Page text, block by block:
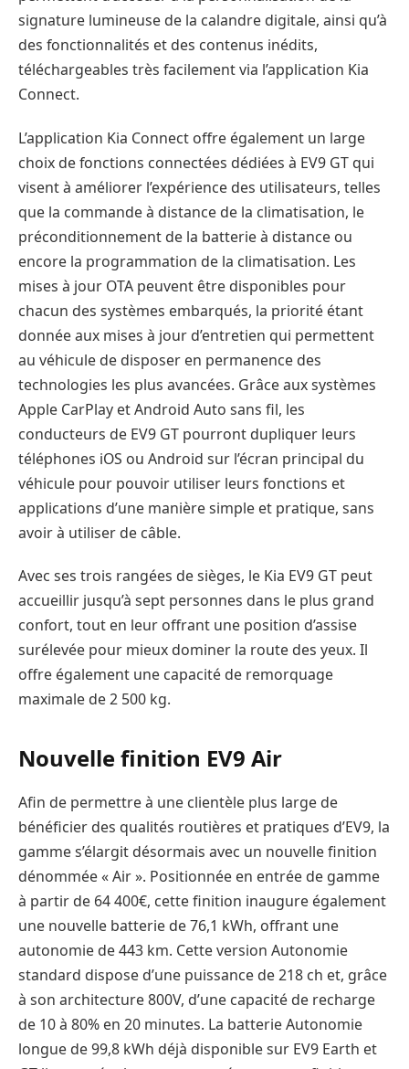
signature lumineuse de la calandre digitale, ainsi qu’à
des fonctionnalités et des contenus inédits,
téléchargeables très facilement via l’application Kia
Connect.
L’application Kia Connect offre également un large
choix de fonctions connectées dédiées à EV9 GT qui
visent à améliorer l’expérience des utilisateurs, telles
que la commande à distance de la climatisation, le
préconditionnement de la batterie à distance ou
encore la programmation de la climatisation. Les
mises à jour OTA peuvent être disponibles pour
chacun des systèmes embarqués, la priorité étant
donnée aux mises à jour d’entretien qui permettent
au véhicule de disposer en permanence des
technologies les plus avancées. Grâce aux systèmes
Apple CarPlay et Android Auto sans fil, les
conducteurs de EV9 GT pourront dupliquer leurs
téléphones iOS ou Android sur l’écran principal du
véhicule pour pouvoir utiliser leurs fonctions et
applications d’une manière simple et pratique, sans
avoir à utiliser de câble.
Avec ses trois rangées de sièges, le Kia EV9 GT peut
accueillir jusqu’à sept personnes dans le plus grand
confort, tout en leur offrant une position d’assise
surélevée pour mieux dominer la route des yeux. Il
offre également une capacité de remorquage
maximale de 2 500 kg.
Nouvelle finition EV9 Air
Afin de permettre à une clientèle plus large de
bénéficier des qualités routières et pratiques d’EV9, la
gamme s’élargit désormais avec un nouvelle finition
dénommée « Air ». Positionnée en entrée de gamme
à partir de 64 400€, cette finition inaugure également
une nouvelle batterie de 76,1 kWh, offrant une
autonomie de 443 km. Cette version Autonomie
standard dispose d’une puissance de 218 ch et, grâce
à son architecture 800V, d’une capacité de recharge
de 10 à 80% en 20 minutes. La batterie Autonomie
longue de 99,8 kWh déjà disponible sur EV9 Earth et